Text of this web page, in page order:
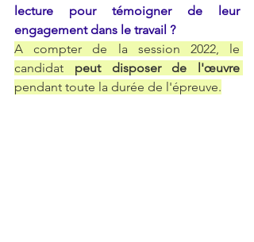
lecture pour témoigner de leur
engagement dans le travail ?
A compter de la session 2022, le
candidat peut disposer de l'œuvre
pendant toute la durée de l'épreuve.